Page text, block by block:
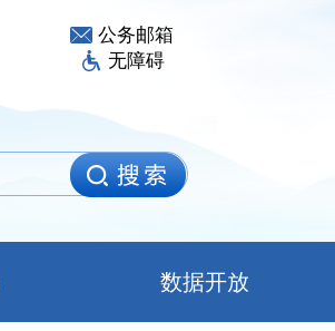
公务邮箱
无障碍
数据开放